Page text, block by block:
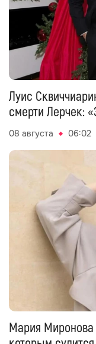
Луис
смерти Лерчек:
08 августа 06:02
Мария Миронова